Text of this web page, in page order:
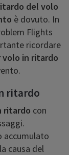
del volo
è dovuto. In
Flights
ricordare
in ritardo
ritardo
ritardo con
accumulato
causa del